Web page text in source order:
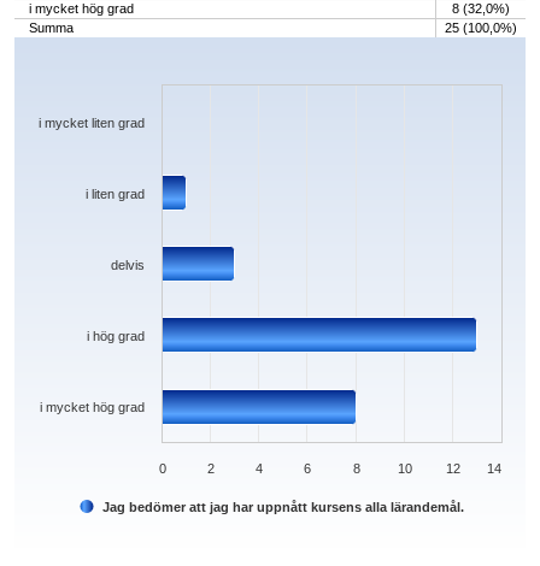
i mycket hög grad
8 (32,0%)
Summa
25 (100,0%)
Chart
The chart has 1 X axis displaying categories.
Jag bedömer att jag har uppnått kursens alla lärandemål.
i mycket hög grad
i hög grad
delvis
i liten grad
i mycket liten grad
0 2 4 6 8 10 12 14